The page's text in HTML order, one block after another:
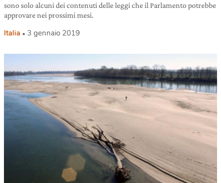
sono solo alcuni dei contenuti delle leggi che il Parlamento potrebbe
approvare nei prossimi mesi.
Italia 3 gennaio 2019